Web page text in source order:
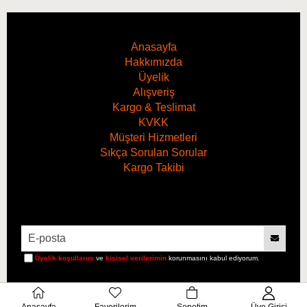
Anasayfa
Hakkımızda
Üyelik
Alışveriş
Kargo & Teslimat
KVKK
Müşteri Hizmetleri
Sıkça Sorulan Sorular
Kargo Takibi
Üyelik koşullarını vekişisel verilerimin korunmasını kabul ediyorum.